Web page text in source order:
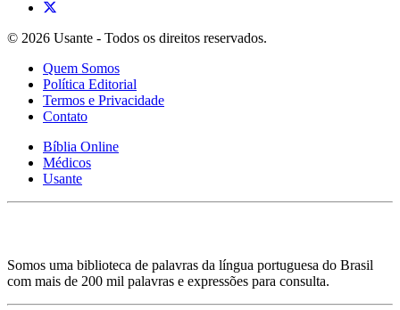
© 2026 Usante - Todos os direitos reservados.
Quem Somos
Política Editorial
Termos e Privacidade
Contato
Bíblia Online
Médicos
Usante
Somos uma biblioteca de palavras da língua portuguesa do Brasil
com mais de 200 mil palavras e expressões para consulta.